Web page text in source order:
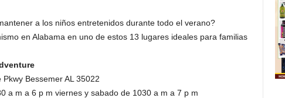
a los niños entretenidos durante todo el verano?
en Alabama en uno de estos 13 lugares ideales para familias
Bessemer AL 35022
a m a 6 p m viernes y sabado de 1030 a m a 7 p m